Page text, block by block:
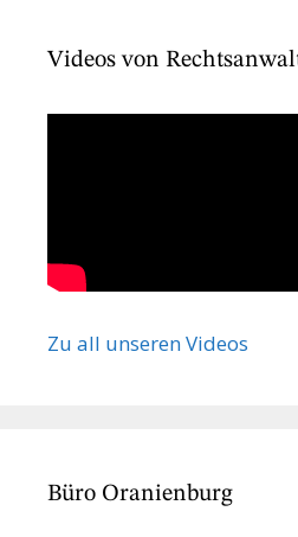
Videos von
Zu all unseren Videos
Büro Oranienburg